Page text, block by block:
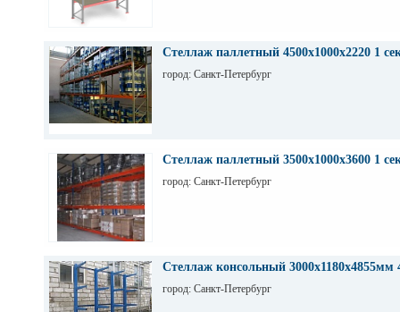
Стеллаж паллетный 4500х1000х2220 1
город: Санкт-Петербург
Стеллаж паллетный 3500х1000х3600 1
город: Санкт-Петербург
Стеллаж консольный 3000х1180х4855мм
город: Санкт-Петербург